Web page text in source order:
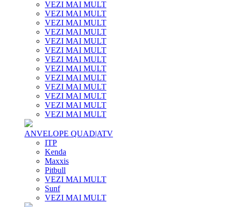
VEZI MAI MULT
VEZI MAI MULT
VEZI MAI MULT
VEZI MAI MULT
VEZI MAI MULT
VEZI MAI MULT
VEZI MAI MULT
VEZI MAI MULT
VEZI MAI MULT
VEZI MAI MULT
VEZI MAI MULT
VEZI MAI MULT
VEZI MAI MULT
ANVELOPE QUAD|ATV
ITP
Kenda
Maxxis
Pitbull
VEZI MAI MULT
Sunf
VEZI MAI MULT